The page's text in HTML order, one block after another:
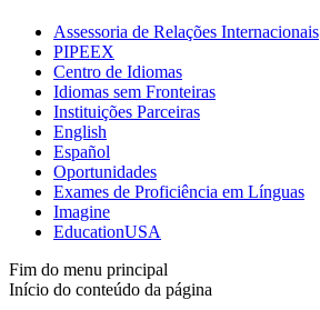
Assessoria de Relações Internacionais
PIPEEX
Centro de Idiomas
Idiomas sem Fronteiras
Instituições Parceiras
English
Español
Oportunidades
Exames de Proficiência em Línguas
Imagine
EducationUSA
Fim do menu principal
Início do conteúdo da página